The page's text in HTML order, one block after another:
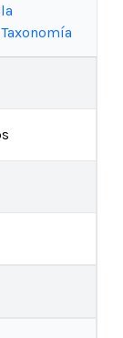
la
Taxonomía